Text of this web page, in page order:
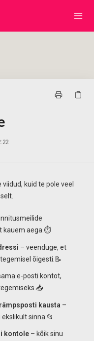
kuid te pole veel
kauem aega.⏱️
– veenduge, et
õigesti.📝
e-posti kontot,
kausta –
sinna.📂
kontole – kõik sinu